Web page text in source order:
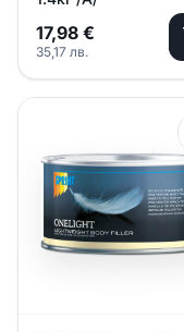
17,98 €
35,17 лв.